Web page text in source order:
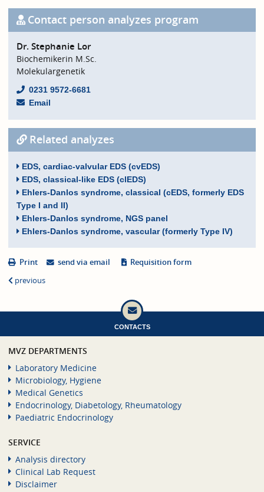
Contact person analyzes program
Dr. Stephanie Lor
Biochemikerin M.Sc.
Molekulargenetik
0231 9572-6681
Email
Related analyzes
EDS, cardiac-valvular EDS (cvEDS)
EDS, classical-like EDS (clEDS)
Ehlers-Danlos syndrome, classical (cEDS, formerly EDS
Type I and II)
Ehlers-Danlos syndrome, NGS panel
Ehlers-Danlos syndrome, vascular (formerly Type IV)
Print send via email
Requisition form
previous
CONTACTS
MVZ DEPARTMENTS
Laboratory Medicine
Microbiology, Hygiene
Medical Genetics
Endocrinology, Diabetology, Rheumatology
Paediatric Endocrinology
SERVICE
Analysis directory
Clinical Lab Request
Disclaimer